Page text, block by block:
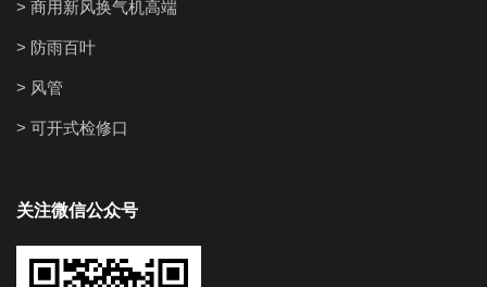
> 商用新风换气机高端
> 防雨百叶
> 风管
> 可开式检修口
关注微信公众号